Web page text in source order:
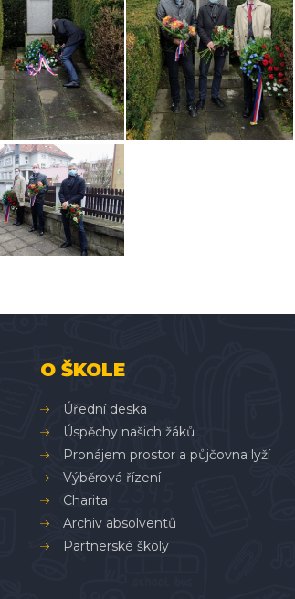
O ŠKOLE
Úřední deska
Úspěchy našich žáků
Pronájem prostor a půjčovna lyží
Výběrová řízení
Charita
Archiv absolventů
Partnerské školy